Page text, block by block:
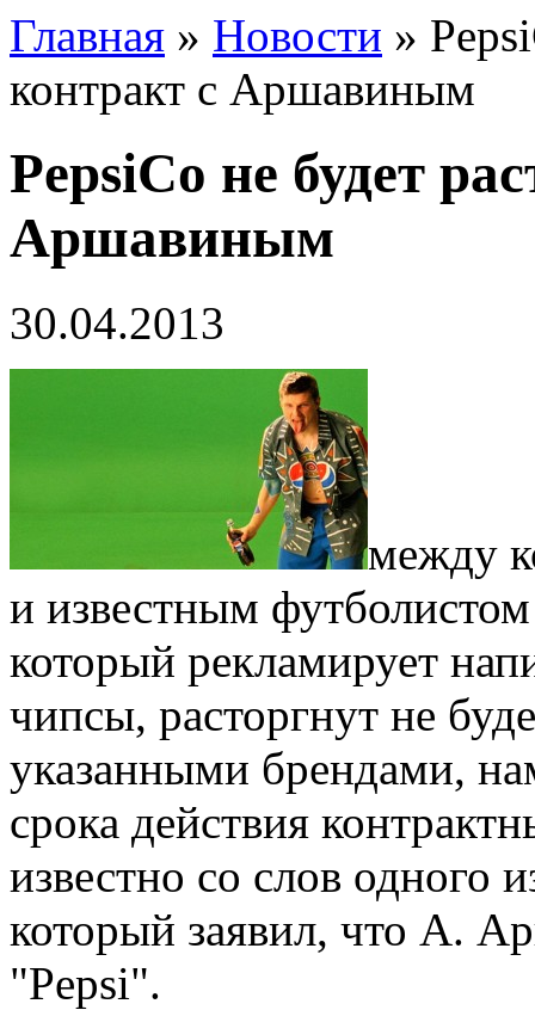
Главная » Новости »
контракт с Аршавиным
PepsiCo не будет
Аршавиным
30.04.2013
между
и известным
который рекламирует
чипсы, расторгнут не
указанными брендами,
срока действия
известно со слов одного
который заявил, что А.
"Pepsi".